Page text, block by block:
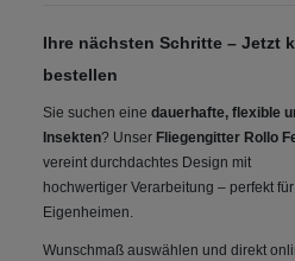
Ihre nächsten Schritte – Jetzt
bestellen
Sie suchen eine dauerhafte, flexible
Insekten? Unser Fliegengitter Rollo
vereint durchdachtes Design mit
hochwertiger Verarbeitung – perfekt
Eigenheimen.
Wunschmaß auswählen und direkt